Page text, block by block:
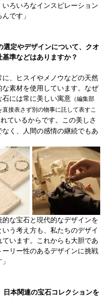
いろいろなインスピレーション
です」
選定やデザインについて、クオ
基準などはありますか？
に、ヒスイやメノウなどの天然
な素材を使用しています。なぜ
石には常に美しい寓意 （編集部
直接表さず別の物事に託して表すこ
ているからです。この美しさ
なく、人間の感情の継続でもあ
的な宝石と現代的なデザインを
いう考え方も、私たちのデザイ
ています。これからも大胆であ
ーリー性のあるデザインに挑戦
日本関連の宝石コレクションを